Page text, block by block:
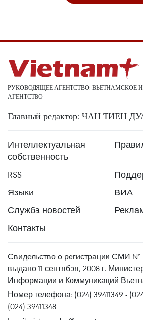
РУКОВОДЯЩЕЕ АГЕНТСТВО: ВЬЕТНАМСКОЕ
АГЕНТСТВО
Главный редактор: ЧАН ТИЕН
Интеллектуальная
собственность
RSS
Языки
ВИА
Служба новостей
Контакты
Свидельство о регистрации СМИ №
выдано 11 сентября, 2008 г.
Информации и Коммуникаций
Номер телефона: (024) 39411349 -
(024) 39411348